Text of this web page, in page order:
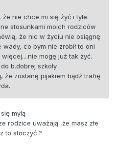
nie chce mi się żyć i tyle.
stosunkami moich rodziców
że nic w życiu nie osiągnę
co bym nie zrobił to oni
mogę już tak żyć.
b.dobrej szkoły
że zostanę pijakiem bądź trafię
mylą .
rodzice uważają ,że masz złe
to stoczyć ?